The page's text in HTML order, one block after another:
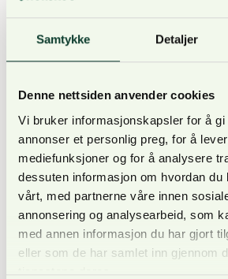
Samtykke Detaljer
Denne nettsiden anvender cookies
Vi bruker informasjonskapsler for å gi
annonser et personlig preg, for å
mediefunksjoner og for å analysere
dessuten informasjon om hvordan du
vårt, med partnerne våre innen
annonsering og analysearbeid, som
med annen informasjon du har gjort
eller som de har samlet inn gjennom
NORSKOG, ser frem til å ønske
– Høsten 2022 var Fredrik
ga oss her et svært godt inntrykk,
prosessen med å finne et nytt
konsulentavdelingen. Med stadig
økonomiske analyser i våre
kunne bidra med viktig